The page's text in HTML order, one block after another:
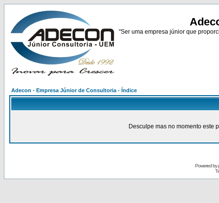
"Ser uma empresa júnior que
Adecon - Empresa Júnior de Consultoria - Índice
Desculpe mas no momento este
Powered by